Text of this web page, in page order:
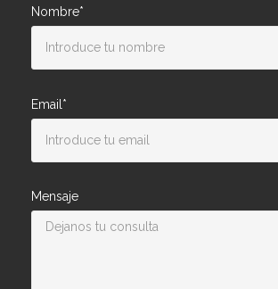
Nombre*
Email*
Mensaje